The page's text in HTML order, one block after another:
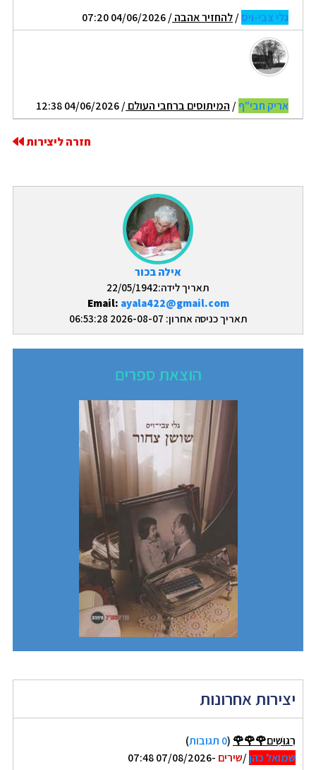
אילה בכור
תאריך לידה:22/05/1942
Email: ayala422@gmail.com
תאריך כניסה אחרון: 2026-08-07 06:53:28
הוצאת ספרים
יצירות אחרונות
רִגּוּשִׁים🌹🌹🌹 (0 תגובות
)
שמואל כהן/שירים -07/08/2026 07:48
גלי צבי-ויס/להחזיר אהבה/ 04/06/2026 07:20
אריק חבי"ף/ המיתוסים ברחבי העולם/ 04/06/2026 12:38
חזרה ליצירות